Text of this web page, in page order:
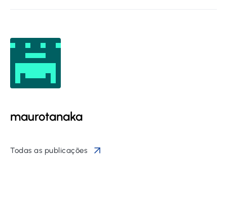
maurotanaka
Todas as publicações